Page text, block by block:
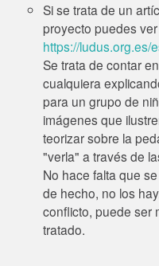
Si se trata de un
proyecto puedes
https://ludus.org.es/
Se trata de contar
cualquiera
para un grupo de
imágenes que
teorizar sobre la
"verla" a través de
No hace falta que
de hecho, no los
conflicto, puede ser
tratado.